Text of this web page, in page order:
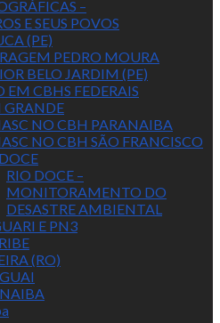
–
E SEUS POVOS
(PE)
PEDRO MOURA
BELO JARDIM (PE)
EM CBHS FEDERAIS
GRANDE
NO CBH PARANAIBA
NO CBH SÃO FRANCISCO
RIO DOCE –
MONITORAMENTO DO
DESASTRE AMBIENTAL
E PN3
(RO)